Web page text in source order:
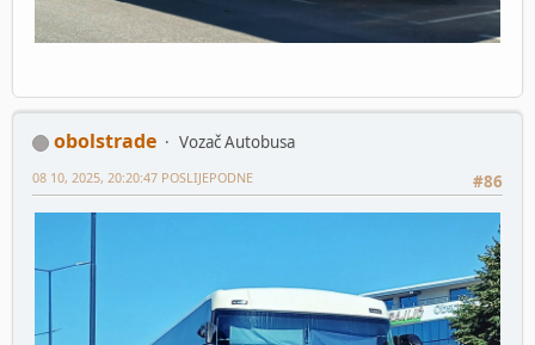
obolstrade
Vozač Autobusa
#86
08 10, 2025, 20:20:47 POSLIJEPODNE